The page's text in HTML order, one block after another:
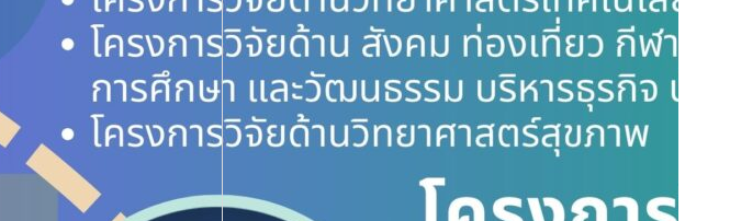
แหล่งทุนวิจัย
สถาบันวิจัยและพัฒนาแห่งมหาวิทยาลัยเกษตรศาสตร์
สำนักงานกองทุนสนับสนุนการวิจัย
สำนักงานพัฒนาการวิจัยการเกษตร (องค์การมหาชน)
สำนักงานคณะกรรมการวิจัยแห่งชาติ
แหล่งทุนอื่นๆ